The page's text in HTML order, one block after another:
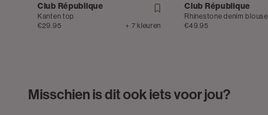
Club République
Kanten top
€29.95
+ 7 kleuren
Club République
Rhinestone denim blouse
€49.95
Misschien is dit ook iets voor jou?